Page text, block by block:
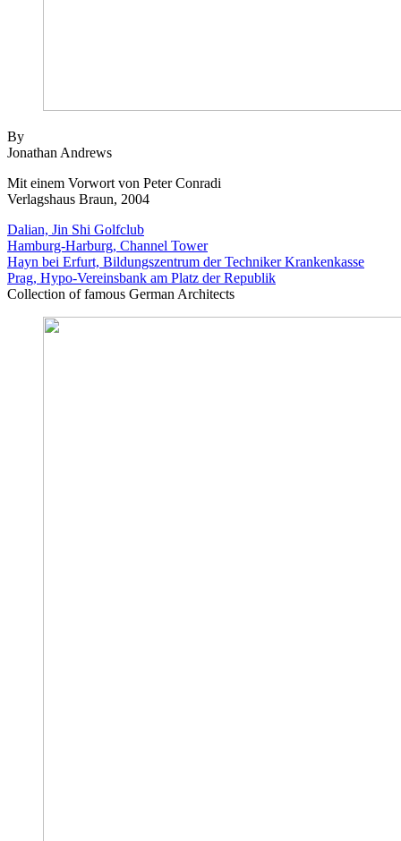
By
Jonathan Andrews
Mit einem Vorwort von Peter Conradi
Verlagshaus Braun, 2004
Dalian, Jin Shi Golfclub
Hamburg-Harburg, Channel Tower
Hayn bei Erfurt, Bildungszentrum der Techniker Krankenkasse
Prag, Hypo-Vereinsbank am Platz der Republik
Collection of famous German Architects